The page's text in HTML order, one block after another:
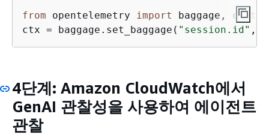
from opentelemetry import
baggage,
ctx = baggage.set_baggage( "session.id" ,
4단계: Amazon CloudWatch에서
GenAI 관찰성을 사용하여 에이전트
관찰